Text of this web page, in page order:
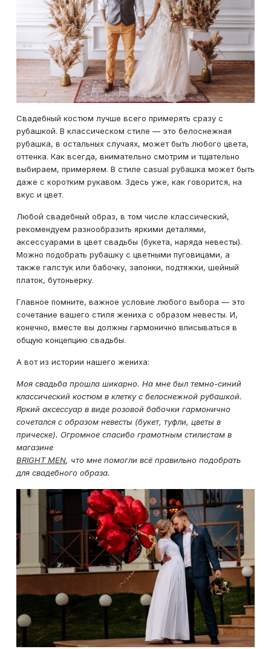
Свадебный костюм лучше всего примерять сразу с
рубашкой. В классическом стиле — это белоснежная
рубашка, в остальных случаях, может быть любого цвета,
оттенка. Как всегда, внимательно смотрим и тщательно
выбираем, примеряем. В стиле casual рубашка может быть
даже с коротким рукавом. Здесь уже, как говорится, на
вкус и цвет.
Любой свадебный образ, в том числе классический,
рекомендуем разнообразить яркими деталями,
аксессуарами в цвет свадьбы (букета, наряда невесты).
Можно подобрать рубашку с цветными пуговицами, а
также галстук или бабочку, запонки, подтяжки, шейный
платок, бутоньерку.
Главное помните, важное условие любого выбора — это
сочетание вашего стиля жениха с образом невесты. И,
конечно, вместе вы должны гармонично вписываться в
общую концепцию свадьбы.
А вот из истории нашего жениха:
Моя свадьба прошла шикарно. На мне был темно-синий
классический костюм в клетку с белоснежной рубашкой.
Яркий аксессуар в виде розовой бабочки гармонично
сочетался с образом невесты (букет, туфли, цветы в
прическе). Огромное спасибо грамотным стилистам в
магазине
BRIGHT MEN, что мне помогли всё правильно подобрать
для свадебного образа.